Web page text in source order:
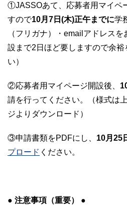
①JASSOあて、応募者用マイペ
すので10月7日(木)正午までに学
（フリガナ）・emailアドレス
設まで2日ほど要しますので余裕
い）
②応募者用マイページ開設後、
請を行ってください。（様式は
ジよりダウンロード）
③申請書類をPDFにし、 10月25
プロード ください。
● 注意事項（重要） ●